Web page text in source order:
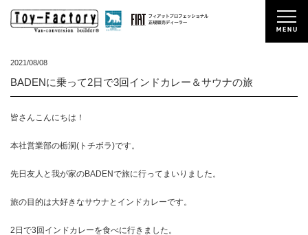
2021/08/08
BADENに乗って2日で3回インドカレー＆サウナの旅
皆さんこんにちは！
本社営業部の栃洞(トチボラ)です。
先日友人と我が家のBADENで旅に行ってまいりました。
旅の目的は大好きなサウナとインドカレーです。
2日で3回インドカレーを食べに行きました。